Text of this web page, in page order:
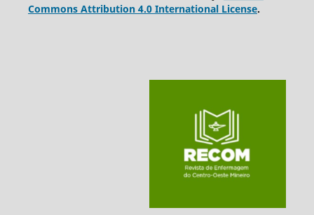
Commons Attribution 4.0 International License.